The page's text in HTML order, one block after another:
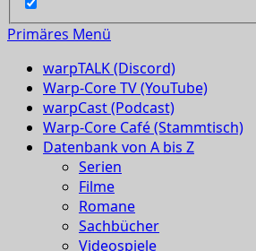
Primäres Menü
warpTALK (Discord)
Warp-Core TV (YouTube)
warpCast (Podcast)
Warp-Core Café (Stammtisch)
Datenbank von A bis Z
Serien
Filme
Romane
Sachbücher
Videospiele